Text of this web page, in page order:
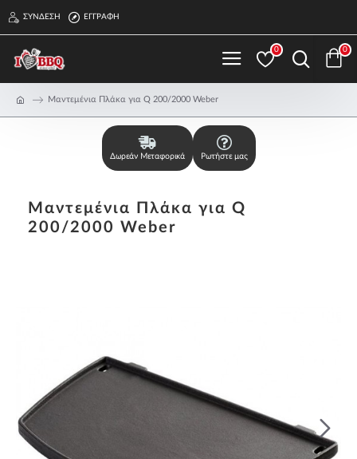
ΣΎΝΔΕΣΗ ΕΓΓΡΑΦΉ
0 0
Μαντεμένια Πλάκα για Q 200/2000 Weber
Δωρεάν Μεταφορικά Ρωτήστε μας
Μαντεμένια Πλάκα για Q
200/2000 Weber